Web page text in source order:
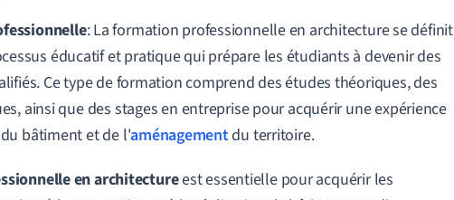
: La formation professionnelle en architecture se définit
éducatif et pratique qui prépare les étudiants à devenir des
Ce type de formation comprend des études théoriques, des
ainsi que des stages en entreprise pour acquérir une expérience
bâtiment et de l'aménagementdu territoire.
en architectureest essentielle pour acquérir les